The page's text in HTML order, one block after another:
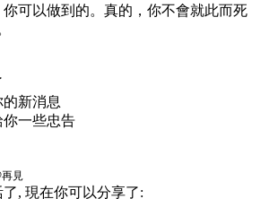
可以做到的。真的，你不會就此而死
新消息
一些忠告
見
, 現在你可以分享了: